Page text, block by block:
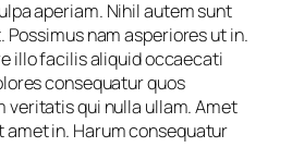
aperiam. Nihil autem sunt
nam asperiores ut in.
illo facilis aliquid occaecati
consequatur quos
veritatis qui nulla ullam. Amet
amet in. Harum consequatur